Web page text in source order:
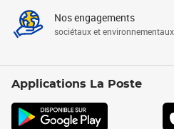
Nos engagements
sociétaux et environnementaux
Applications La Poste